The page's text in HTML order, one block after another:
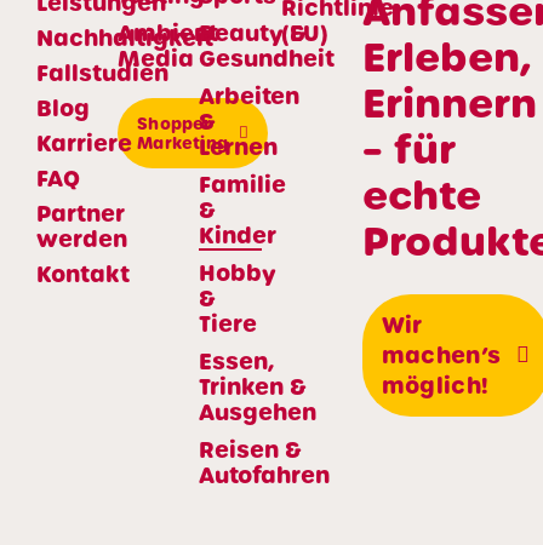
Nachhaltigkeit
Fallstudien
Blog
Karriere
FAQ
Partner
werden
Kontakt
Ambient
Media
Shopper
Marketing
Beauty &
Gesundheit
Arbeiten
&
Lernen
Familie
&
Kinder
Hobby
&
Tiere
Essen,
Trinken &
Ausgehen
Reisen &
Autofahren
Richtlinie
(EU)
Erleben,
Erinnern
– für
echte
Wir
machen’s
möglich!